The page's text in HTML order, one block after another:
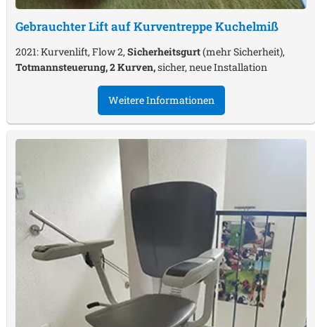
Gebrauchter Lift auf KurventreppeKuchelmiß
2021: Kurvenlift, Flow 2, Sicherheitsgurt(mehr Sicherheit),
Totmannsteuerung, 2 Kurven,sicher, neue Installation
Weitere Informationen